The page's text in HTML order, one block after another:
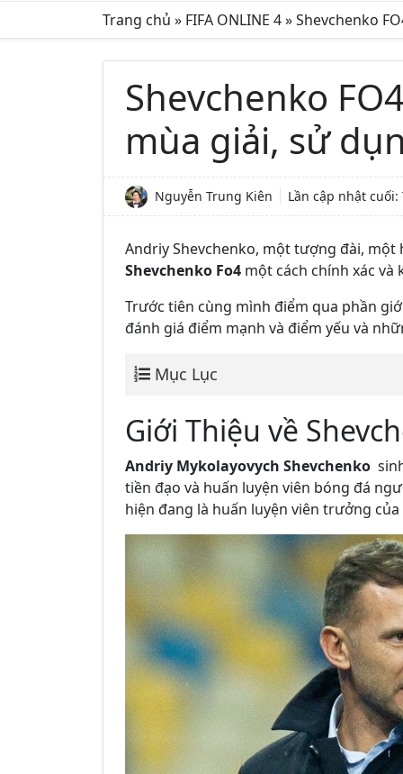
Trang chủ » FIFA ONLINE 4»Shevchenko
Shevchenko
mùa giải, sử
Nguyễn Trung Kiên Lần cập nhật cuối:
Andriy Shevchenko, một tượng đài,
Shevchenko Fo4 một cách chính xác
Trước tiên cùng mình điểm qua phần
đánh giá điểm mạnh và điểm yếu và
Mục Lục
Giới Thiệu về
Andriy Mykolayovych Shevchenko
tiền đạo và huấn luyện viên bóng đá
hiện đang là huấn luyện viên trưởng của